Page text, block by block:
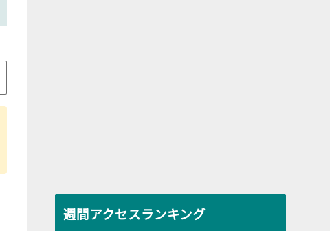
週間アクセスランキング